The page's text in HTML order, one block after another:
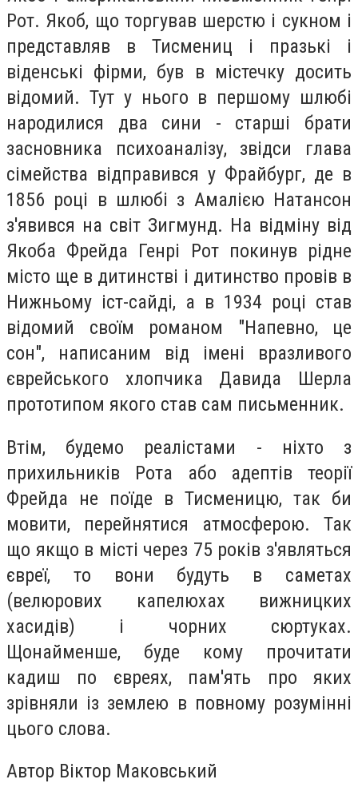
Рот. Якоб, що торгував шерстю і сукном і
представляв в Тисмениц і празькі і
віденські фірми, був в містечку досить
відомий. Тут у нього в першому шлюбі
народилися два сини - старші брати
засновника психоаналізу, звідси глава
сімейства відправився у Фрайбург, де в
1856 році в шлюбі з Амалією Натансон
з'явився на світ Зигмунд. На відміну від
Якоба Фрейда Генрі Рот покинув рідне
місто ще в дитинстві і дитинство провів в
Нижньому іст-сайді, а в 1934 році став
відомий своїм романом "Напевно, це
сон", написаним від імені вразливого
єврейського хлопчика Давида Шерла
прототипом якого став сам письменник.
Втім, будемо реалістами - ніхто з
прихильників Рота або адептів теорії
Фрейда не поїде в Тисменицю, так би
мовити, перейнятися атмосферою. Так
що якщо в місті через 75 років з'являться
євреї, то вони будуть в саметах
(велюрових капелюхах вижницких
хасидів) і чорних сюртуках.
Щонайменше, буде кому прочитати
кадиш по євреях, пам'ять про яких
зрівняли із землею в повному розумінні
цього слова.
Автор Віктор Маковський